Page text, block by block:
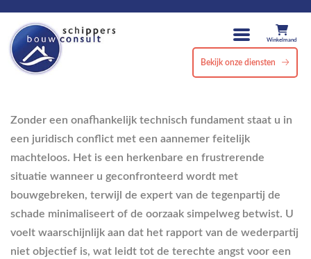
Winkelmand
Bekijk onze diensten
Zonder een onafhankelijk technisch fundament staat u in
een juridisch conflict met een aannemer feitelijk
machteloos. Het is een herkenbare en frustrerende
situatie wanneer u geconfronteerd wordt met
bouwgebreken, terwijl de expert van de tegenpartij de
schade minimaliseert of de oorzaak simpelweg betwist. U
voelt waarschijnlijk aan dat het rapport van de wederpartij
niet objectief is, wat leidt tot de terechte angst voor een